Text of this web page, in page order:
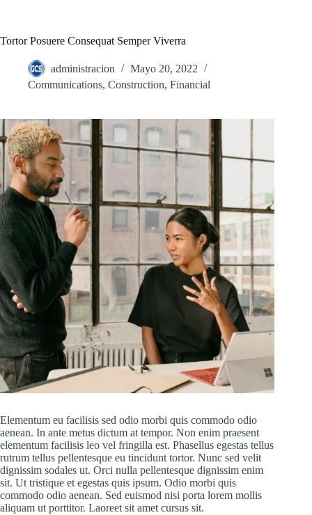
Tortor Posuere Consequat Semper Viverra
administracion
Mayo 20, 2022
Communications, Construction, Financial
Elementum eu facilisis sed odio morbi quis commodo odio
aenean. In ante metus dictum at tempor. Non enim praesent
elementum facilisis leo vel fringilla est. Phasellus egestas tellus
rutrum tellus pellentesque eu tincidunt tortor. Nunc sed velit
dignissim sodales ut. Orci nulla pellentesque dignissim enim
sit. Ut tristique et egestas quis ipsum. Odio morbi quis
commodo odio aenean. Sed euismod nisi porta lorem mollis
aliquam ut porttitor. Laoreet sit amet cursus sit.